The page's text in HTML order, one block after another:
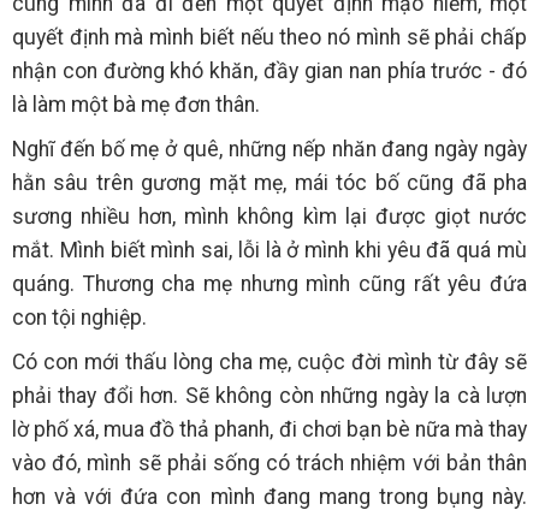
quyết định mà mình biết nếu theo nó mình sẽ phải chấp
nhận con đường khó khăn, đầy gian nan phía trước - đó
là làm một bà mẹ đơn thân.
Nghĩ đến bố mẹ ở quê, những nếp nhăn đang ngày ngày
hằn sâu trên gương mặt mẹ, mái tóc bố cũng đã pha
sương nhiều hơn, mình không kìm lại được giọt nước
mắt. Mình biết mình sai, lỗi là ở mình khi yêu đã quá mù
quáng. Thương cha mẹ nhưng mình cũng rất yêu đứa
con tội nghiệp.
Có con mới thấu lòng cha mẹ, cuộc đời mình từ đây sẽ
phải thay đổi hơn. Sẽ không còn những ngày la cà lượn
lờ phố xá, mua đồ thả phanh, đi chơi bạn bè nữa mà thay
vào đó, mình sẽ phải sống có trách nhiệm với bản thân
hơn và với đứa con mình đang mang trong bụng này.